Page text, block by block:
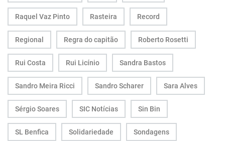
Raquel Vaz Pinto Rasteira Record
Regional Regra do capitão Roberto Rosetti
Rui Costa Rui Licínio Sandra Bastos
Sandro Meira Ricci Sandro Scharer Sara Alves
Sérgio Soares SIC Notícias Sin Bin
SL Benfica Solidariedade Sondagens